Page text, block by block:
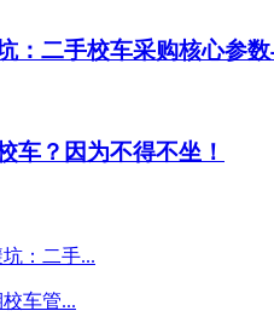
：二手校车采购核心参
车？因为不得不坐！
：二手...
车管...